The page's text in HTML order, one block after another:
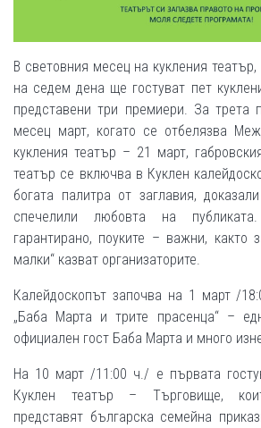
В световния месец на кукления театър,
на седем дена ще гостуват пет
представени три премиери. За трета
месец март, когато се отбелязва
кукления театър – 21 март,
театър се включва в Куклен
богата палитра от заглавия,
спечелили любовта на
гарантирано, поуките – важни, както
малки“ казват организаторите.
Калейдоскопът започва на 1 март /
„Баба Марта и трите прасенца“ –
официален гост Баба Марта и много
На 10 март /11:00 ч./ е първата
Куклен театър – Търговище,
представят българска семейна